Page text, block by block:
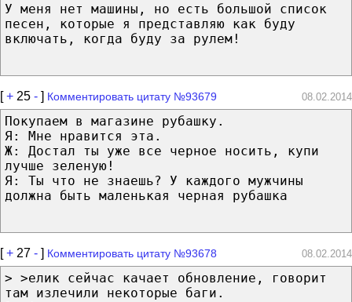
У меня нет машины, но есть большой список
песен, которые я представляю как буду
включать, когда буду за рулем!
[+ 25 - ] Комментировать цитату №93679 08.02.2014
Покупаем в магазине рубашку.
Я: Мне нравится эта.
Ж: Достал ты уже все черное носить, купи
лучше зеленую!
Я: Ты что не знаешь? У каждого мужчины
должна быть маленькая черная рубашка
[+ 27 - ] Комментировать цитату №93678 08.02.2014
> >елик сейчас качает обновление, говорит
там излечили некоторые баги.